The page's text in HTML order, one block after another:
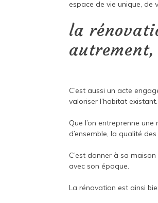
espace de vie unique, de
la
C’est aussi un acte
valoriser l’habitat existant.
Que l’on entreprenne
d’ensemble, la qualité
C’est donner à sa
avec son époque.
La rénovation est ainsi